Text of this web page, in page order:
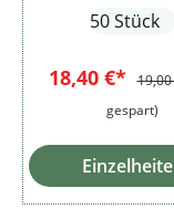
50 Stück
18,40 €*
gespart)